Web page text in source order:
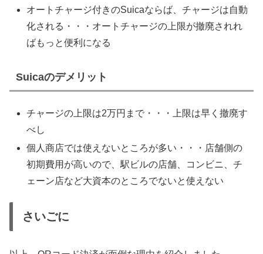
オートチャージ付きのSuicaならば、チャージは自動
化される・・・オートチャージの上限が撤廃されれ
ばもっと便利になる
Suicaのデメリット
チャージの上限は2万円まで・・・上限は早く撤廃す
べし
個人商店では使えないところが多い・・・店舗側の
初期費用が高いので、駅ビルの店舗、コンビニ、チ
ェーン店など大資本のところでないと使えない
さいごに